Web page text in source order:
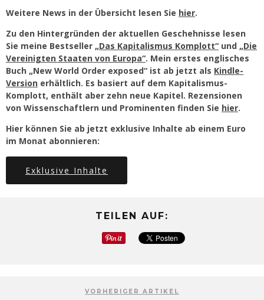
Weitere News in der Übersicht lesen Sie hier.
Zu den Hintergründen der aktuellen Geschehnisse lesen
Sie meine Bestseller „Das Kapitalismus Komplott“ und „Die
Vereinigten Staaten von Europa“. Mein erstes englisches
Buch „New World Order exposed“ ist ab jetzt als Kindle-
Version erhältlich. Es basiert auf dem Kapitalismus-
Komplott, enthält aber zehn neue Kapitel. Rezensionen
von Wissenschaftlern und Prominenten finden Sie hier.
Hier können Sie ab jetzt exklusive Inhalte ab einem Euro
im Monat abonnieren:
Exklusive Inhalte
TEILEN AUF:
VORHERIGER ARTIKEL